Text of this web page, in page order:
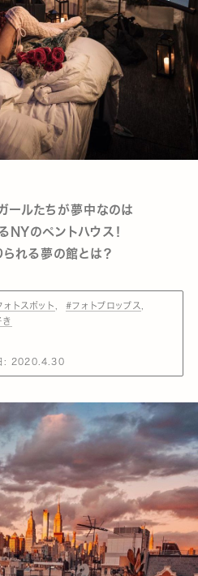
ールたちが夢中なのは
NYのペントハウス！
れる夢の館とは？
ォトスポット
#フォトプロップス
: 2020.4.30